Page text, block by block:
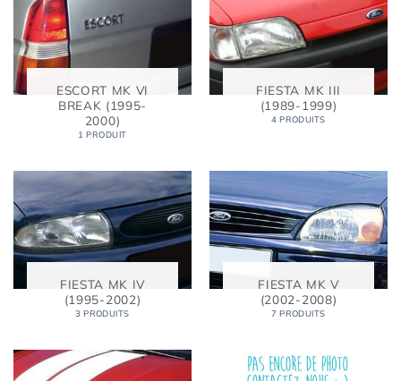
ESCORT MK VI
BREAK (1995-
2000)
1 PRODUIT
FIESTA MK III
(1989-1999)
4 PRODUITS
FIESTA MK IV
(1995-2002)
3 PRODUITS
FIESTA MK V
(2002-2008)
7 PRODUITS